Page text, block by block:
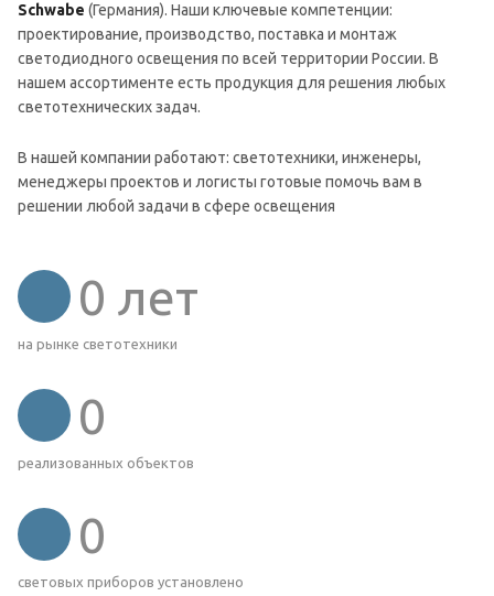
Schwabe (Германия). Наши ключевые компетенции:
проектирование, производство, поставка и монтаж
светодиодного освещения по всей территории России. В
нашем ассортименте есть продукция для решения любых
светотехнических задач.
В нашей компании работают: светотехники, инженеры,
менеджеры проектов и логисты готовые помочь вам в
решении любой задачи в сфере освещения
0 лет
на рынке светотехники
0
реализованных объектов
0
световых приборов установлено